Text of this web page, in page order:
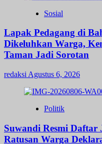
Sosial
Lapak Pedagang di
Dikeluhkan Warga,
Taman Jadi Sorotan
redaksi Agustus 6, 2026
Politik
Suwandi Resmi Daftar
Ratusan Warga